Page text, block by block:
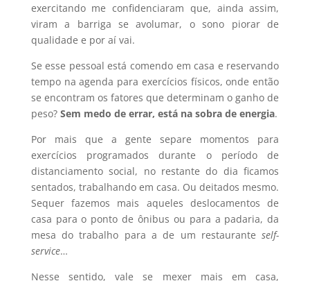
exercitando me confidenciaram que, ainda assim,
viram a barriga se avolumar, o sono piorar de
qualidade e por aí vai.
Se esse pessoal está comendo em casa e reservando
tempo na agenda para exercícios físicos, onde então
se encontram os fatores que determinam o ganho de
peso? Sem medo de errar, está na sobra de energia.
Por mais que a gente separe momentos para
exercícios programados durante o período de
distanciamento social, no restante do dia ficamos
sentados, trabalhando em casa. Ou deitados mesmo.
Sequer fazemos mais aqueles deslocamentos de
casa para o ponto de ônibus ou para a padaria, da
mesa do trabalho para a de um restauranteself-
service…
Nesse sentido, vale se mexer mais em casa,